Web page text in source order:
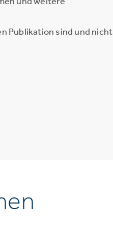
Publikation sind und nicht